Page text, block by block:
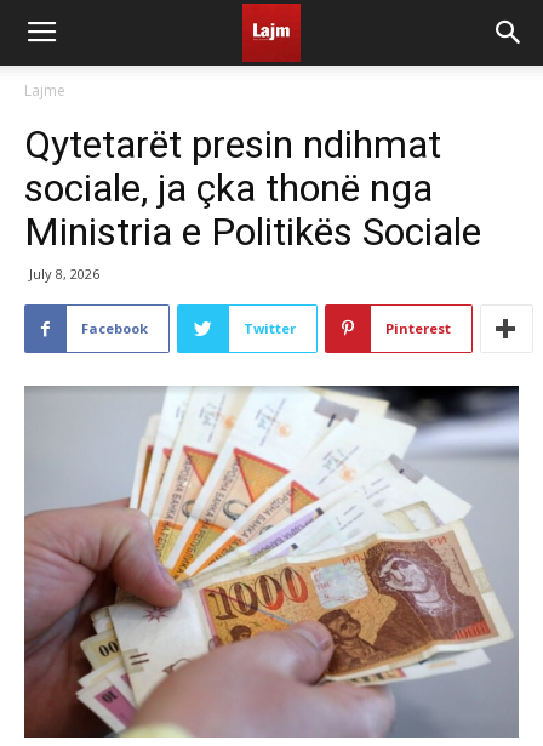
Lajme
Qytetarët presin ndihmat
sociale, ja çka thonë nga
Ministria e Politikës Sociale
July 8, 2026
Facebook Twitter Pinterest